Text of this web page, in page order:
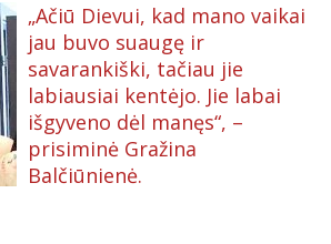
„Ačiū Dievui, kad mano vaikai
jau buvo suaugę ir
savarankiški, tačiau jie
labiausiai kentėjo. Jie labai
išgyveno dėl manęs“, –
prisiminė Gražina
Balčiūnienė.